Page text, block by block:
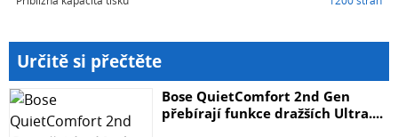
Určitě si přečtěte
Bose QuietComfort 2nd Gen
přebírají funkce dražších Ultra....